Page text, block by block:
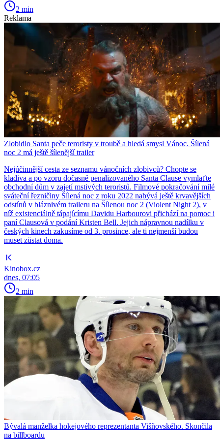
2 min
Reklama
Zlobidlo Santa peče teroristy v troubě a hledá smysl Vánoc. Šílená
noc 2 má ještě šílenější trailer
Nejúčinnější cesta ze seznamu vánočních zlobivců? Chopte se
kladiva a po vzoru dočasně penalizovaného Santa Clause vymlaťte
obchodní dům v zajetí mstivých teroristů. Filmové pokračování milé
sváteční řezničiny Šílená noc z roku 2022 nabývá ještě krvavějších
odstínů v bláznivém traileru na Šílenou noc 2 (Violent Night 2), v
níž existenciálně tápajícímu Davidu Harbourovi přichází na pomoc i
paní Clausová v podání Kristen Bell. Jejich nápravnou nadílku v
českých kinech zakusíme od 3. prosince, ale ti nejmenší budou
muset zůstat doma.
Kinobox.cz
dnes, 07:05
2 min
Bývalá manželka hokejového reprezentanta Višňovského. Skončila
na billboardu